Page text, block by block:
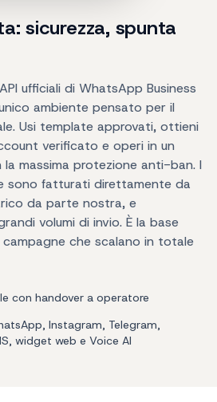
sicurezza, spunta
ufficiali di WhatsApp Business
ambiente pensato per il
Usi template approvati, ottieni
verificato e operi in un
massima protezione anti-ban. I
sono fatturati direttamente da
da parte nostra, e
volumi di invio. È la base
che scalano in totale
con handover a operatore
Instagram, Telegram,
widget web e Voice AI